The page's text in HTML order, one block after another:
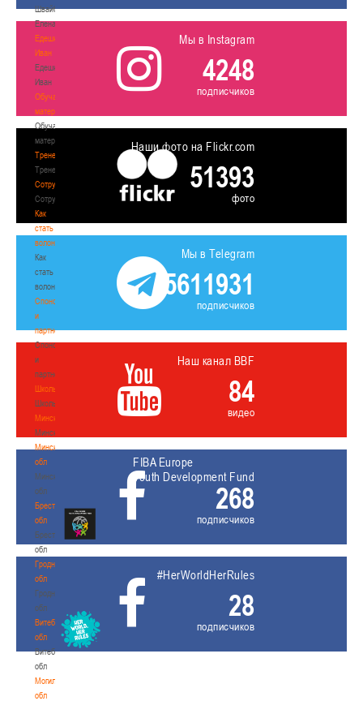
Швайбович
Елена
Едешко
Иван
Едешко
Иван
Обучающие
материалы
Обучающие
материалы
Тренерам
Тренерам
Сотрудничество
Сотрудничество
Как
стать
волонтером
Как
стать
волонтером
Спонсоры
и
партнеры
Спонсоры
и
партнеры
Школы
Школы
Минск
Минск
Минская
обл
Минская
обл
Брестская
обл
Брестская
обл
Гродненская
обл
Гродненская
обл
Витебская
обл
Витебская
обл
Могилевская
обл
Мы в Instagram
4248
подписчиков
Наши фото на Flickr.com
51393
фото
Мы в Telegram
5611931
подписчиков
Наш канал BBF
84
видео
FIBA Europe
Youth Development Fund
268
подписчиков
#HerWorldHerRules
28
подписчиков